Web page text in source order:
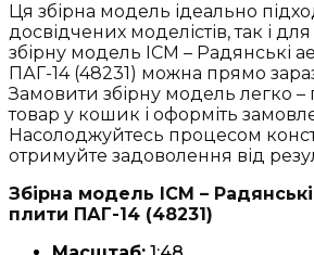
Ця збірна модель ідеально
досвідчених моделістів, так і
збірну модель ICM – Радянські
ПАГ-14 (48231) можна прямо
Замовити збірну модель легко –
товар у кошик і оформіть
Насолоджуйтесь процесом
отримуйте задоволення від
Збірна модель ICM –
плити ПАГ-14 (48231)